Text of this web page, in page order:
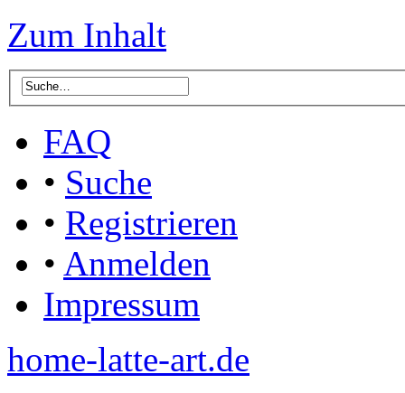
Zum Inhalt
FAQ
• Suche
• Registrieren
• Anmelden
Impressum
home-latte-art.de